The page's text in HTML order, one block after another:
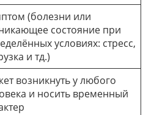
(болезни или
состояние при
условиях: стресс,
и тд.)
возникнуть у любого
и носить временный